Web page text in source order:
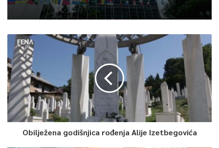
Obilježena godišnjica rođenja Alije Izetbegovića